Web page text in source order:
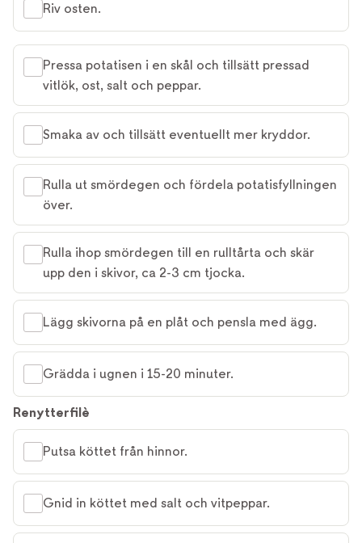
Riv osten.
Pressa potatisen i en skål och tillsätt pressad
vitlök, ost, salt och peppar.
Smaka av och tillsätt eventuellt mer kryddor.
Rulla ut smördegen och fördela potatisfyllningen
över.
Rulla ihop smördegen till en rulltårta och skär
upp den i skivor, ca 2-3 cm tjocka.
Lägg skivorna på en plåt och pensla med ägg.
Grädda i ugnen i 15-20 minuter.
Renytterfilè
Putsa köttet från hinnor.
Gnid in köttet med salt och vitpeppar.